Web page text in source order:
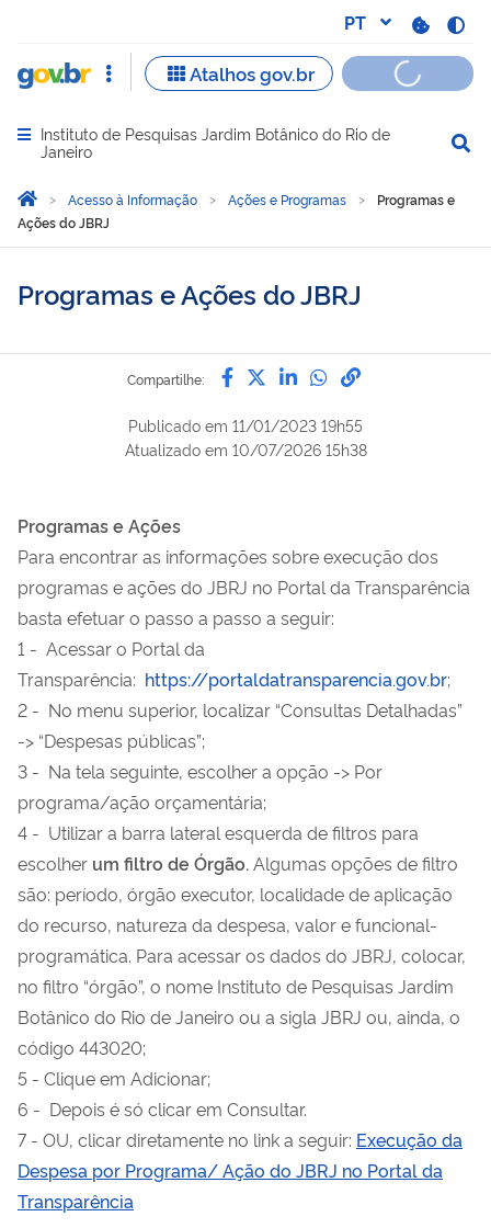
Abrir menu principal de navegação
Instituto de Pesquisas Jardim Botânico do Rio de
Janeiro
Você está aqui:
Página Inicial
Acesso à Informação Ações e Programas
Programas e
Ações do JBRJ
Programas e Ações do JBRJ
Compartilhe: Compartilhe por Facebook
Compartilhe por Twitter
Compartilhe por
Compartilhe
link para
Publicado em 11/01/2023 19h55
Atualizado em 10/07/2026 15h38
Programas e Ações
Para encontrar as informações sobre execução dos
programas e ações do JBRJ no Portal da Transparência
basta efetuar o passo a passo a seguir:
1 - Acessar o Portal da
Transparência: https://portaldatransparencia.gov.br;
2 - No menu superior, localizar “Consultas Detalhadas”
-> “Despesas públicas”;
3 - Na tela seguinte, escolher a opção -> Por
programa/ação orçamentária;
4 - Utilizar a barra lateral esquerda de filtros para
escolher um filtro de Órgão.Algumas opções de filtro
são: período, órgão executor, localidade de aplicação
do recurso, natureza da despesa, valor e funcional-
programática. Para acessar os dados do JBRJ, colocar,
no filtro “órgão”, o nome Instituto de Pesquisas Jardim
Botânico do Rio de Janeiro ou a sigla JBRJ ou, ainda, o
código 443020;
5 - Clique em Adicionar;
6 - Depois é só clicar em Consultar.
7 - OU, clicar diretamente no link a seguir: Execução da
Despesa por Programa/Ação do JBRJ no Portal da
Transparência